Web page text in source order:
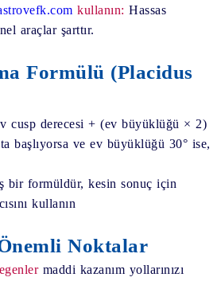
kullanın: Hassas
araçlar şarttır.
Formülü (Placidus
cusp derecesi + (ev büyüklüğü × 2)
başlıyorsa ve ev büyüklüğü 30° ise,
bir formüldür, kesin sonuç için
kullanın
Noktalar
maddi kazanım yollarınızı